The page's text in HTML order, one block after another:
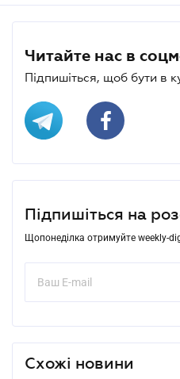
Читайте нас в
Підпишіться, щоб бути в
Підпишіться на
Щопонеділка отримуйте weekly-
Схожі новини